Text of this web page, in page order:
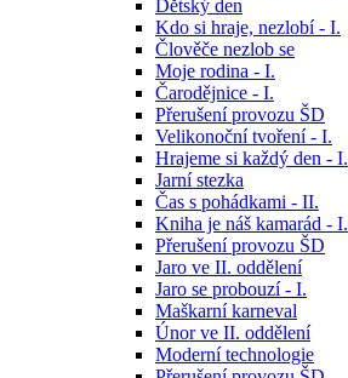
Dětský den
Kdo si hraje, nezlobí - I.
Člověče nezlob se
Moje rodina - I.
Čarodějnice - I.
Přerušení provozu ŠD
Velikonoční tvoření - I.
Hrajeme si každý den - I.
Jarní stezka
Čas s pohádkami - II.
Kniha je náš kamarád - I.
Přerušení provozu ŠD
Jaro ve II. oddělení
Jaro se probouzí - I.
Maškarní karneval
Únor ve II. oddělení
Moderní technologie